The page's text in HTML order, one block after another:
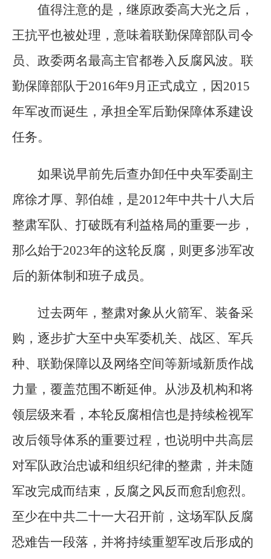
值得注意的是，继原政委高大光之后，
王抗平也被处理，意味着联勤保障部队司令
员、政委两名最高主官都卷入反腐风波。联
勤保障部队于2016年9月正式成立，因2015
年军改而诞生，承担全军后勤保障体系建设
任务。
如果说早前先后查办卸任中央军委副主
席徐才厚、郭伯雄，是2012年中共十八大后
整肃军队、打破既有利益格局的重要一步，
那么始于2023年的这轮反腐，则更多涉军改
后的新体制和班子成员。
过去两年，整肃对象从火箭军、装备采
购，逐步扩大至中央军委机关、战区、军兵
种、联勤保障以及网络空间等新域新质作战
力量，覆盖范围不断延伸。从涉及机构和将
领层级来看，本轮反腐相信也是持续检视军
改后领导体系的重要过程，也说明中共高层
对军队政治忠诚和组织纪律的整肃，并未随
军改完成而结束，反腐之风反而愈刮愈烈。
至少在中共二十一大召开前，这场军队反腐
恐难告一段落，并将持续重塑军改后形成的